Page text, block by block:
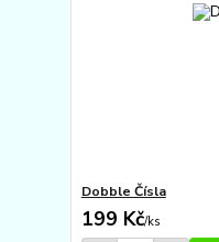
Dobble Čísla
199 Kč/ks